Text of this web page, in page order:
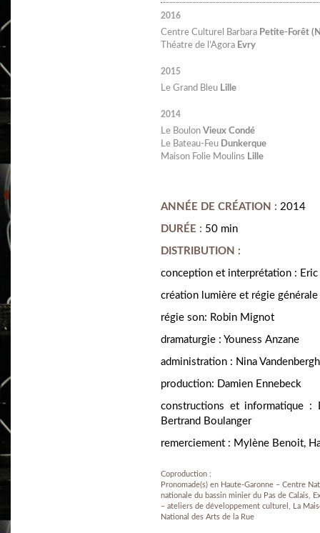
2016
Centre Culturel Barbara Petite-Forêt
Théatre de l’Agora Evry
2015
Le Grand Bleu Lille
2014
Le Boulon Vieux Condé
Le Bateau-Feu Dunkerque
Maison Folie Moulins Lille
ANNÉE DE CRÉATION : 2014
DURÉE : 50 min
DISTRIBUTION :
conception et interprétation :
création lumière et régie
régie son: Robin Mignot
dramaturgie : Youness Anzane
administration : Nina
production: Damien Ennebeck
constructions et informatique :
Bertrand Boulanger
remerciement : Mylène Benoit,
Coproduction :
Pronomade(s) en Haute-Garonne – Centre
nationale du bassin minier du Pas de Calais,
– ateliers de développement culturel, La
National des Arts de la Rue